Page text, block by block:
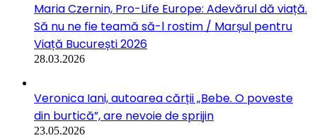
Maria Czernin, Pro-Life Europe: Adevărul dă viață.
Să nu ne fie teamă să-l rostim / Marșul pentru
Viață București 2026
28.03.2026
Veronica Iani, autoarea cărții „Bebe. O poveste
din burtică”, are nevoie de sprijin
23.05.2026